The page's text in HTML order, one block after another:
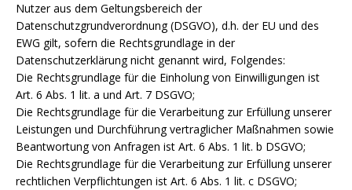
Nutzer aus dem Geltungsbereich der
Datenschutzgrundverordnung (DSGVO), d.h. der EU und des
EWG gilt, sofern die Rechtsgrundlage in der
Datenschutzerklärung nicht genannt wird, Folgendes:
Die Rechtsgrundlage für die Einholung von Einwilligungen ist
Art. 6 Abs. 1 lit. a und Art. 7 DSGVO;
Die Rechtsgrundlage für die Verarbeitung zur Erfüllung unserer
Leistungen und Durchführung vertraglicher Maßnahmen sowie
Beantwortung von Anfragen ist Art. 6 Abs. 1 lit. b DSGVO;
Die Rechtsgrundlage für die Verarbeitung zur Erfüllung unserer
rechtlichen Verpflichtungen ist Art. 6 Abs. 1 lit. c DSGVO;